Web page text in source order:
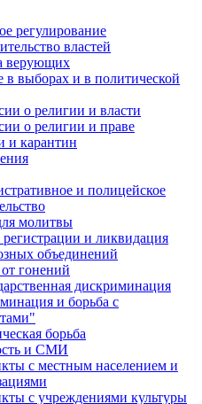
регулирование
властей
верующих
в выборах и в политической
о религии и власти
о религии и праве
и карантин
и полицейское
молитвы
регистрации и ликвидация
объединений
гонений
дискриминация
и борьба с
борьба
и СМИ
с местным населением и
с учреждениями культуры